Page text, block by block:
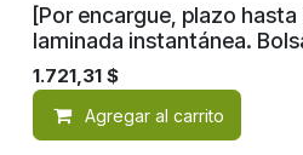
[Por encargue, plazo hasta
laminada instantánea.
1.721,31 $
Agregar al carrito